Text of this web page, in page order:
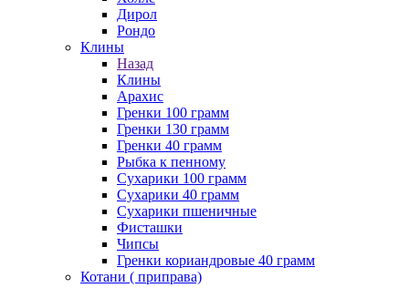
Дирол
Рондо
Клины
Назад
Клины
Арахис
Гренки 100 грамм
Гренки 130 грамм
Гренки 40 грамм
Рыбка к пенному
Сухарики 100 грамм
Сухарики 40 грамм
Сухарики пшеничные
Фисташки
Чипсы
Гренки кориандровые 40 грамм
Котани ( приправа)